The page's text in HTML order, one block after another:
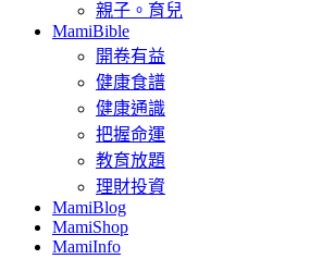
親子。育兒
MamiBible
開卷有益
健康食譜
健康通識
把握命運
教育放題
理財投資
MamiBlog
MamiShop
MamiInfo